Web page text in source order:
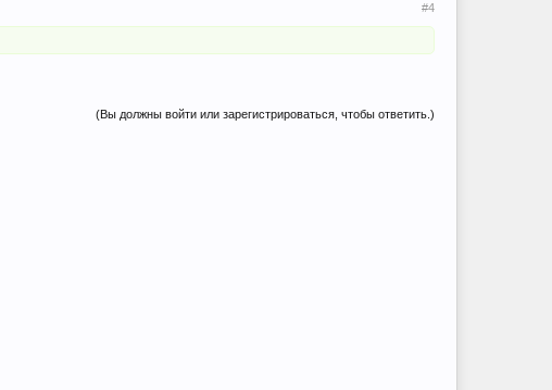
#4
(Вы должны войти или зарегистрироваться, чтобы ответить.)